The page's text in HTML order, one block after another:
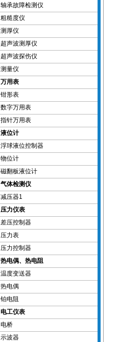
轴承故障检测仪
粗糙度仪
测厚仪
超声波测厚仪
超声波探伤仪
测量仪
万用表
钳形表
数字万用表
指针万用表
液位计
浮球液位控制器
物位计
磁翻板液位计
气体检测仪
减压器1
压力仪表
差压控制器
压力表
压力控制器
热电偶、热电阻
温度变送器
热电偶
铂电阻
电工仪表
电桥
示波器